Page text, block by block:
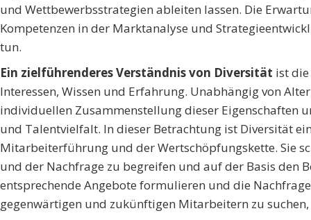
und Wettbewerbsstrategien ableiten lassen. Die
Kompetenzen in der Marktanalyse und
tun.
Ein zielführenderes Verständnis von Diversität ist
Interessen, Wissen und Erfahrung. Unabhängig von
individuellen Zusammenstellung dieser Eigenschaften
und Talentvielfalt. In dieser Betrachtung ist Diversität
Mitarbeiterführung und der Wertschöpfungskette. Sie
und der Nachfrage zu begreifen und auf der Basis den
entsprechende Angebote formulieren und die
gegenwärtigen und zukünftigen Mitarbeitern zu